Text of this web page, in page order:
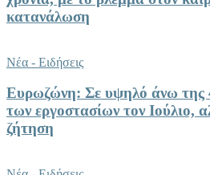
κατανάλωση
Νέα - Ειδήσεις
Ευρωζώνη: Σε υψηλό άνω της
των εργοστασίων τον Ιούλιο,
ζήτηση